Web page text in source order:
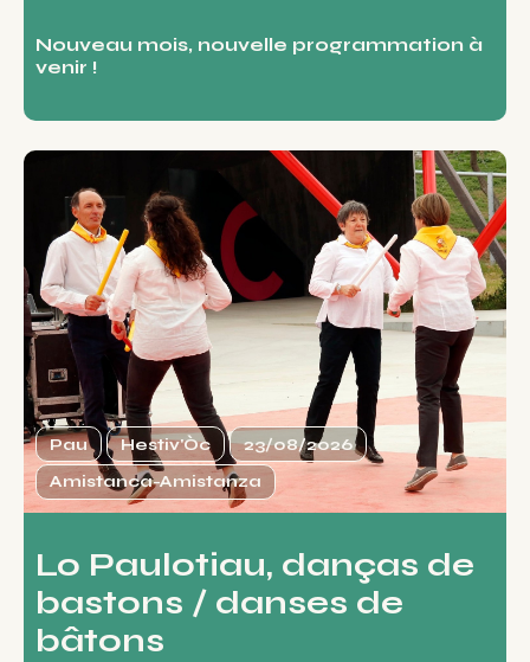
Nouveau mois, nouvelle programmation à
venir !
Pau Hestiv'Òc
23/08/2026
Amistanca-Amistanza
Lo Paulotiau, danças de
bastons / danses de
bâtons